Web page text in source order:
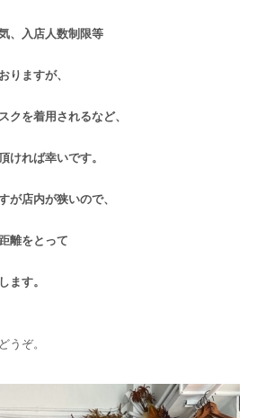
、入店人数制限等
りますが、
クを着用されるなど、
ければ幸いです。
が店内が狭いので、
離をとって
ます。
うぞ。